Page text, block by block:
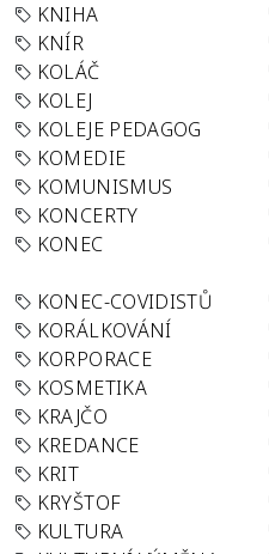
KNIHA
KNÍR
KOLÁČ
KOLEJ
KOLEJE PEDAGOG
KOMEDIE
KOMUNISMUS
KONCERTY
KONEC
KONEC-COVIDISTŮ
KORÁLKOVÁNÍ
KORPORACE
KOSMETIKA
KRAJČO
KREDANCE
KRIT
KRYŠTOF
KULTURA